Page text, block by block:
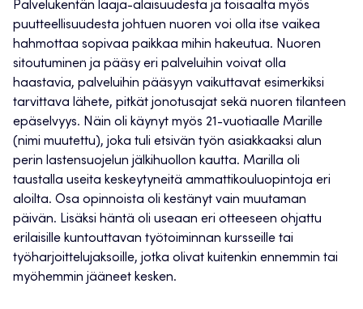
Palvelukentän laaja-alaisuudesta ja toisaalta myös
puutteellisuudesta johtuen nuoren voi olla itse vaikea
hahmottaa sopivaa paikkaa mihin hakeutua. Nuoren
sitoutuminen ja pääsy eri palveluihin voivat olla
haastavia, palveluihin pääsyyn vaikuttavat esimerkiksi
tarvittava lähete, pitkät jonotusajat sekä nuoren tilanteen
epäselvyys. Näin oli käynyt myös 21-vuotiaalle Marille
(nimi muutettu), joka tuli etsivän työn asiakkaaksi alun
perin lastensuojelun jälkihuollon kautta. Marilla oli
taustalla useita keskeytyneitä ammattikouluopintoja eri
aloilta. Osa opinnoista oli kestänyt vain muutaman
päivän. Lisäksi häntä oli useaan eri otteeseen ohjattu
erilaisille kuntouttavan työtoiminnan kursseille tai
työharjoittelujaksoille, jotka olivat kuitenkin ennemmin tai
myöhemmin jääneet kesken.